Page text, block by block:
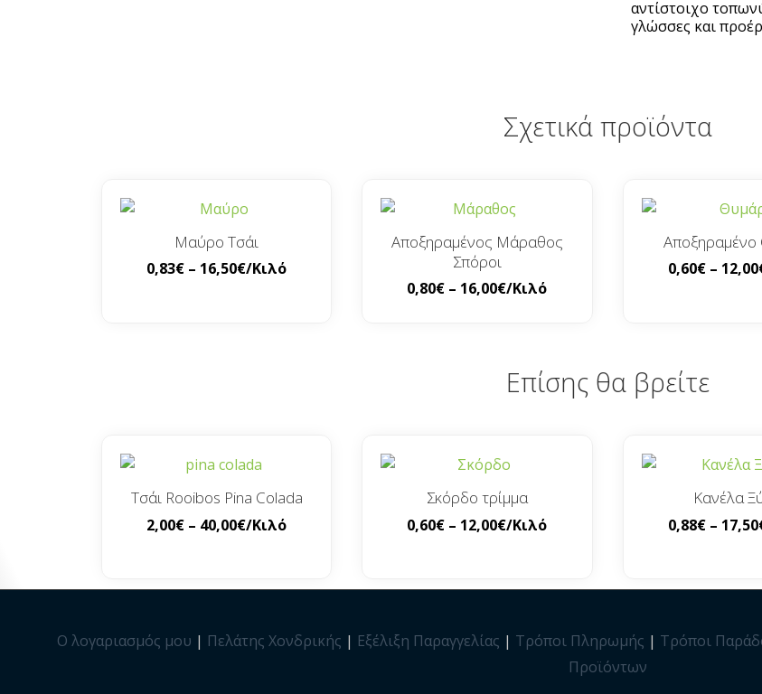
αντίστοιχο
γλώσσες και
Σχετικά προϊόντα
Μαύρο Τσάι
0,83€ – 16,50€/Κιλό
Αποξηραμένος Μάραθος
Σπόροι
0,80€ – 16,00€/Κιλό
Αποξηραμένο
0,60€ – 12,00
Επίσης θα βρείτε
Τσάι Rooibos Pina Colada
2,00€ – 40,00€/Κιλό
Σκόρδο τρίμμα
0,60€ – 12,00€/Κιλό
Κανέλα
0,88€ – 17,50
Ο λογαριασμός μου | Πελάτης Χονδρικής | Εξέλιξη Παραγγελίας | Τρόποι Πληρωμής | Τρόποι
Προϊόντων